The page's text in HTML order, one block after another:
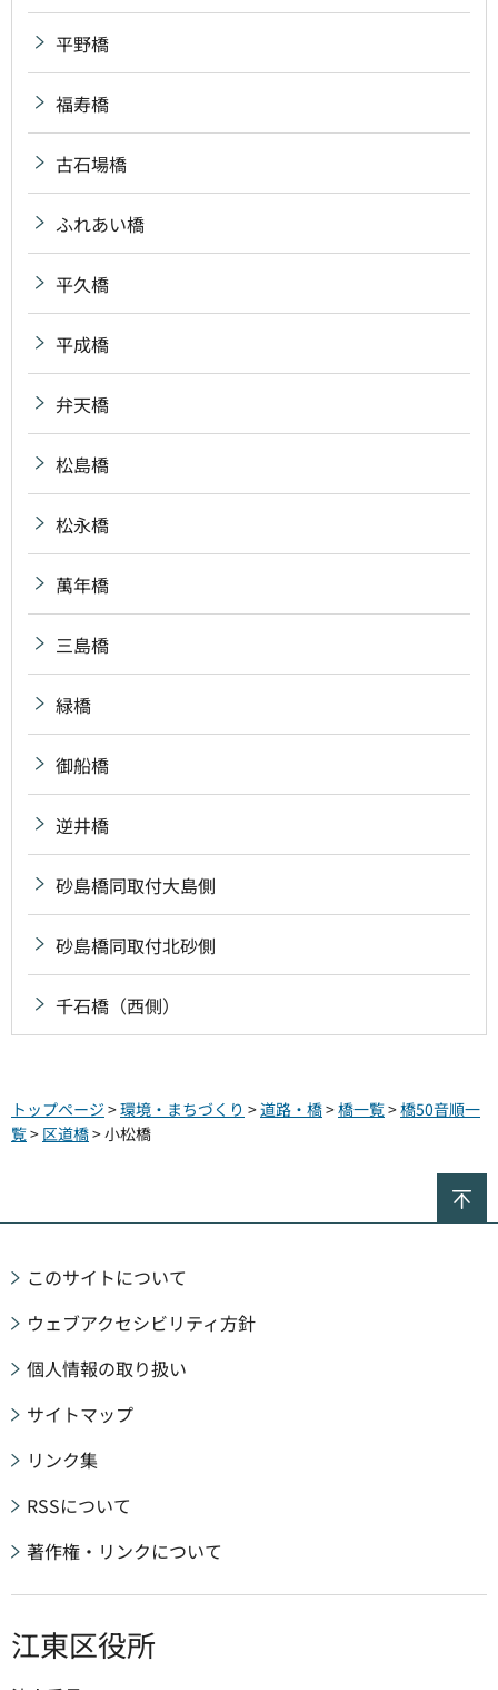
平野橋
福寿橋
古石場橋
ふれあい橋
平久橋
平成橋
弁天橋
松島橋
松永橋
萬年橋
三島橋
緑橋
御船橋
逆井橋
砂島橋同取付大島側
砂島橋同取付北砂側
千石橋（西側）
トップページ >環境・まちづくり >道路・橋>橋一覧>橋50音順一
覧> 区道橋> 小松橋
このサイトについて
ウェブアクセシビリティ方針
個人情報の取り扱い
サイトマップ
リンク集
RSSについて
著作権・リンクについて
江東区役所